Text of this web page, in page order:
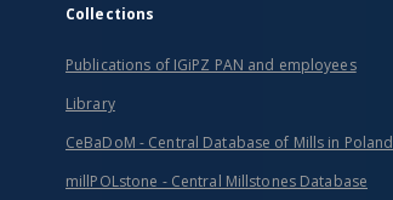
Collections
Publications of IGiPZ PAN and employees
Library
CeBaDoM - Central Database of Mills in Poland
millPOLstone - Central Millstones Database